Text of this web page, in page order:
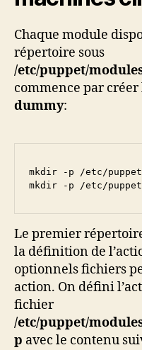
Chaque module
répertoire sous
/etc/puppet/
commence par créer
dummy:
mkdir -p /etc/puppet/
mkdir -p /etc/
Le premier
la définition de
optionnels fichiers
action. On défini
fichier
/etc/puppet/
p avec le contenu